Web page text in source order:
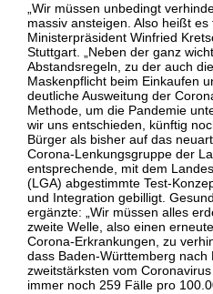
„Wir müssen unbedingt
massiv ansteigen. Also heißt
Ministerpräsident Winfried
Stuttgart. „Neben der ganz
Abstandsregeln, zu der auch
Maskenpflicht beim Einkaufen
deutliche Ausweitung der
Methode, um die Pandemie
wir uns entschieden, künftig
Bürger als bisher auf das
Corona-Lenkungsgruppe der
entsprechende, mit dem
(LGA) abgestimmte Test-
und Integration gebilligt.
ergänzte: „Wir müssen alles
zweite Welle, also einen
Corona-Erkrankungen, zu
dass Baden-Württemberg
zweitstärksten vom
immer noch 259 Fälle pro